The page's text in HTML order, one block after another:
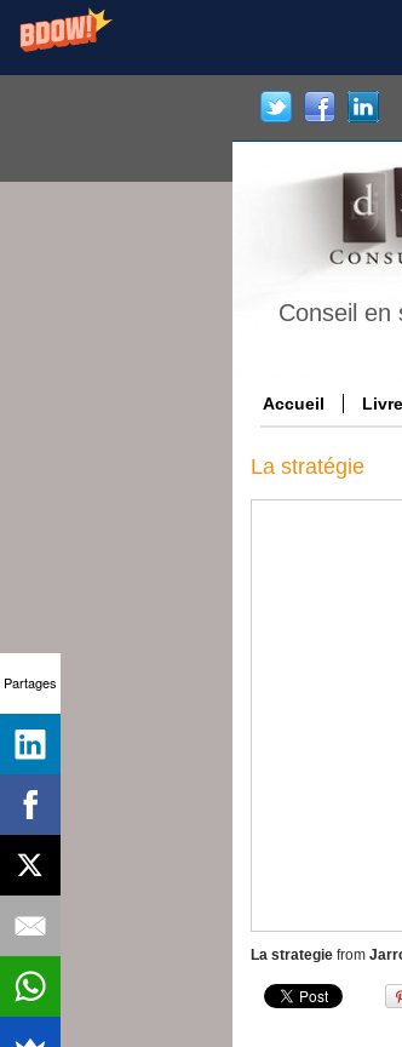
Conseil en
Accueil
La stratégie
La strategie from
Partages